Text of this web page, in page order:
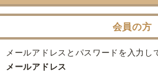
会員の方
メールアドレスとパスワードを入力し
メールアドレス